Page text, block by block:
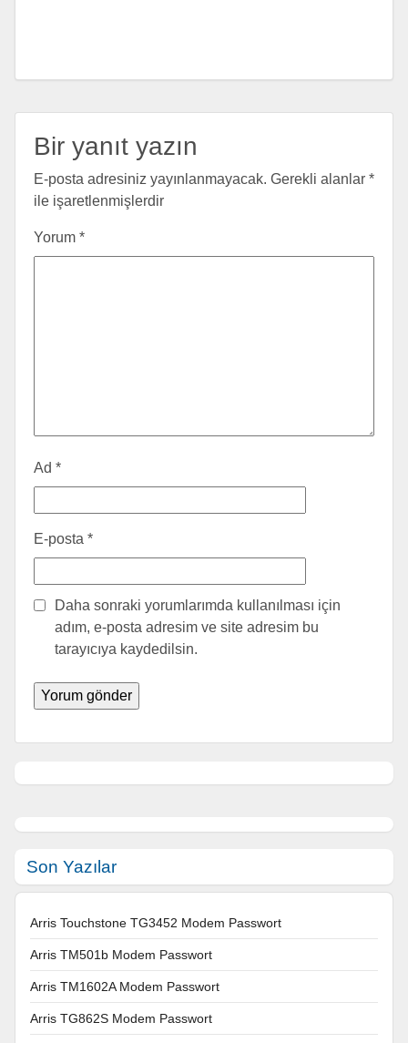
Bir yanıt yazın
E-posta adresiniz yayınlanmayacak. Gerekli alanlar *
ile işaretlenmişlerdir
Yorum *
Ad *
E-posta *
Daha sonraki yorumlarımda kullanılması için
adım, e-posta adresim ve site adresim bu
tarayıcıya kaydedilsin.
Son Yazılar
Arris Touchstone TG3452 Modem Passwort
Arris TM501b Modem Passwort
Arris TM1602A Modem Passwort
Arris TG862S Modem Passwort